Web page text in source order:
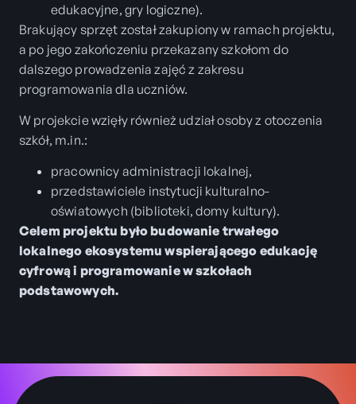
edukacyjne, gry logiczne).
Brakujący sprzęt został zakupiony w ramach projektu,
a po jego zakończeniu przekazany szkołom do
dalszego prowadzenia zajęć z zakresu
programowania dla uczniów.
W projekcie wzięły również udział osoby z otoczenia
szkół, m.in.:
pracownicy administracji lokalnej,
przedstawiciele instytucji kulturalno-
oświatowych (biblioteki, domy kultury).
Celem projektu było budowanie trwałego
lokalnego ekosystemu wspierającego edukację
cyfrową i programowanie w szkołach
podstawowych.